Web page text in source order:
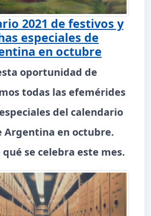
2021 de festivos y
especiales de
en octubre
oportunidad de
todas las efemérides
del calendario
Argentina en octubre.
qué se celebra este mes.